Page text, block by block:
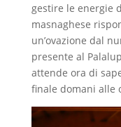
gestire le energie
masnaghese
un’ovazione dal
presente al
attende ora di
finale domani alle